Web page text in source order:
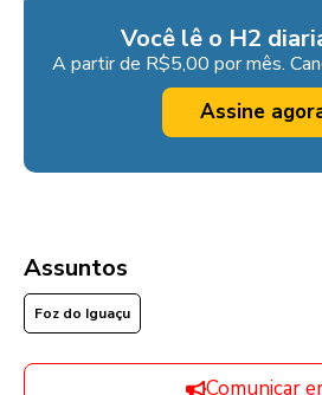
Você lê o H2
A partir de R$5,00 por mês.
Assine
Assuntos
Foz do Iguaçu
Comunicar